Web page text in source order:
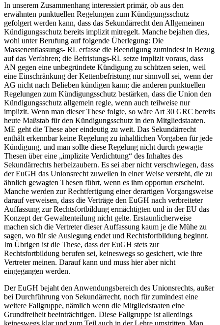
In unserem Zusammenhang interessiert primär, ob aus den
erwähnten punktuellen Regelungen zum Kündigungsschutz
gefolgert werden kann, dass das Sekundärrecht den Allgemeinen
Kündigungsschutz bereits implizit mitregelt. Manche bejahen dies,
wohl unter Berufung auf folgende Überlegung: Die
Massenentlassungs- RL erfasse die Beendigung zumindest in Bezug
auf das Verfahren; die Befristungs-RL setze implizit voraus, dass
AN gegen eine unbegründete Kündigung zu schützen seien, weil
eine Einschränkung der Kettenbefristung nur sinnvoll sei, wenn der
AG nicht nach Belieben kündigen kann; die anderen punktuellen
Regelungen zum Kündigungsschutz bestärken, dass die Union den
Kündigungsschutz allgemein regle, wenn auch teilweise nur
implizit. Wenn man dieser These folgte, so wäre Art 30 GRC bereits
heute Maßstab für den Kündigungsschutz in den Mitgliedstaaten.
ME geht die These aber eindeutig zu weit. Das Sekundärrecht
enthält erkennbar keine Regelung zu inhaltlichen Vorgaben für jede
Kündigung, und man sollte diese Regelung nicht durch gewagte
Thesen über eine „implizite Verdichtung“ des Inhaltes des
Sekundärrechts herbeizaubern. Es sei aber nicht verschwiegen, dass
der EuGH das Unionsrecht zuweilen in einer Weise versteht, die zu
ähnlich gewagten Thesen führt, wenn es ihm opportun erscheint.
Manche werden zur Rechtfertigung einer derartigen Vorgangsweise
darauf verweisen, dass die Verträge den EuGH nach verbreiteter
Auffassung zur Rechtsfortbildung ermächtigten und in der EU das
Konzept der Gewaltenteilung nicht gelte. Erstaunlicherweise
machen sich die Vertreter dieser Auffassung kaum je die Mühe zu
sagen, wo für sie Auslegung endet und Rechtsfortbildung beginnt.
Im Übrigen ist die These, dass der EuGH stets zur
Rechtsfortbildung berufen sei, keineswegs so gesichert, wie ihre
Vertreter meinen. Darauf kann und muss hier aber nicht
eingegangen werden.
Der EuGH bejaht den Anwendungsbereich des Unionsrechts, außer
bei Durchführung von Sekundärrecht, noch für zumindest eine
weitere Fallgruppe, nämlich wenn die Mitgliedstaaten eine
Grundfreiheit beeinträchtigen. Diese Fallgruppe ist allerdings
keineswegs klar und zum Teil auch in der Lehre umstritten. Man